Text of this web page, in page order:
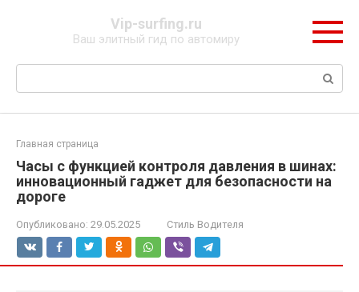
Vip-surfing.ru
Ваш элитный гид по автомиру
Поиск:
Главная страница
Часы с функцией контроля давления в шинах:
инновационный гаджет для безопасности на
дороге
Опубликовано: 29.05.2025 Стиль Водителя